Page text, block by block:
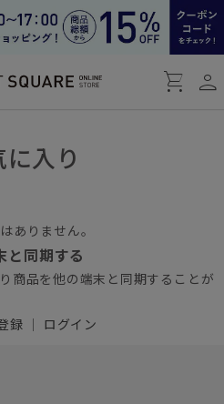
shopping_cart person
入り
ありません。
と同期する
商品を他の端末と同期することが
録 ｜ ログイン